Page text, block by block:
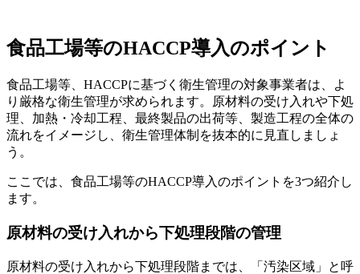
食品工場等のHACCP導入のポイント
食品工場等、HACCPに基づく衛生管理の対象事業者は、よ
り厳格な衛生管理が求められます。原材料の受け入れや下処
理、加熱・冷却工程、最終製品の出荷等、製造工程の全体の
流れをイメージし、衛生管理体制を抜本的に見直しましょ
う。
ここでは、食品工場等のHACCP導入のポイントを3つ紹介し
ます。
原材料の受け入れから下処理段階の管理
原材料の受け入れから下処理段階までは、「汚染区域」と呼